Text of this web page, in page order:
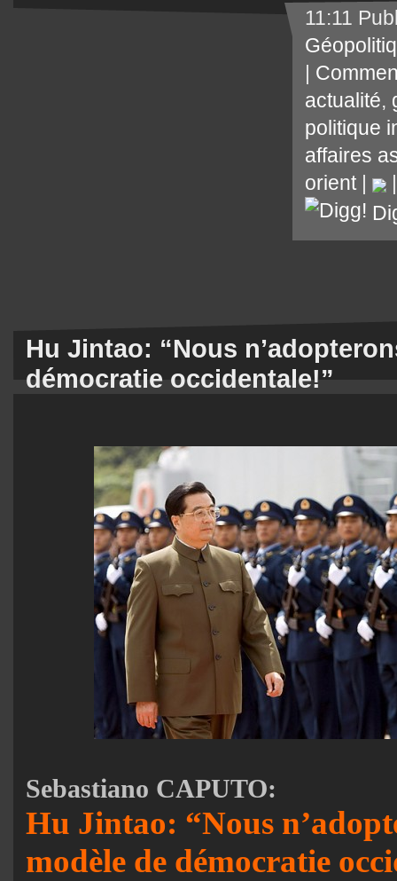
11:11
actualité,
politique
affaires
orient|
Hu Jintao: “Nous
démocratie occidentale!”
Sebastiano CAPUTO:
Hu Jintao: “Nous
modèle de démocratie